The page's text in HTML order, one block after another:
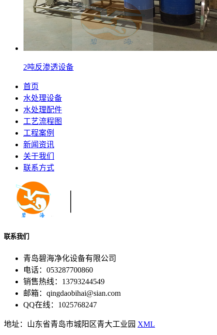
2吨反渗透设备
首页
水处理设备
水处理配件
工艺流程图
工程案例
新闻资讯
关于我们
联系方式
联系我们
青岛碧海净化设备有限公司
电话：053287700860
销售热线：13793244549
邮箱：qingdaobihai@sian.com
QQ在线：1025768247
地址：山东省青岛市城阳区青大工业园 XML